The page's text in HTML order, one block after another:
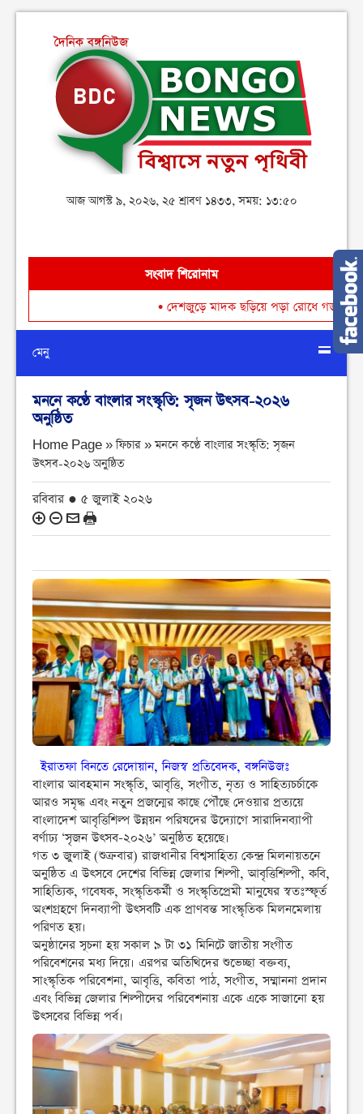
আজ আগস্ট ৯, ২০২৬, ২৫ শ্রাবণ ১৪৩৩, সময়: ১৩:৫০
সংবাদ শিরোনাম
দেশজুড়ে মাদক ছড়িয়ে পড়া রোধে গডফাদার ও
মেনু
মননে কণ্ঠে বাংলার সংস্কৃতি: সৃজন উৎসব-২০২৬
অনুষ্ঠিত
Home Page » ফিচার »মননে কণ্ঠে বাংলার সংস্কৃতি: সৃজন
উৎসব-২০২৬ অনুষ্ঠিত
রবিবার ● ৫ জুলাই ২০২৬
ইরাতফা বিনতে রেদোয়ান, নিজস্ব প্রতিবেদক, বঙ্গনিউজঃ
বাংলার আবহমান সংস্কৃতি, আবৃত্তি, সংগীত, নৃত্য ও সাহিত্যচর্চাকে
আরও সমৃদ্ধ এবং নতুন প্রজন্মের কাছে পৌঁছে দেওয়ার প্রত্যয়ে
বাংলাদেশ আবৃত্তিশিল্প উন্নয়ন পরিষদের উদ্যোগে সারাদিনব্যাপী
বর্ণাঢ্য ‘সৃজন উৎসব-২০২৬’ অনুষ্ঠিত হয়েছে।
গত ৩ জুলাই (শুক্রবার) রাজধানীর বিশ্বসাহিত্য কেন্দ্র মিলনায়তনে
অনুষ্ঠিত এ উৎসবে দেশের বিভিন্ন জেলার শিল্পী, আবৃত্তিশিল্পী, কবি,
সাহিত্যিক, গবেষক, সংস্কৃতিকর্মী ও সংস্কৃতিপ্রেমী মানুষের স্বতঃস্ফূর্ত
অংশগ্রহণে দিনব্যাপী উৎসবটি এক প্রাণবন্ত সাংস্কৃতিক মিলনমেলায়
পরিণত হয়।
অনুষ্ঠানের সূচনা হয় সকাল ৯ টা ৩১ মিনিটে জাতীয় সংগীত
পরিবেশনের মধ্য দিয়ে। এরপর অতিথিদের শুভেচ্ছা বক্তব্য,
সাংস্কৃতিক পরিবেশনা, আবৃত্তি, কবিতা পাঠ, সংগীত, সম্মাননা প্রদান
এবং বিভিন্ন জেলার শিল্পীদের পরিবেশনায় একে একে সাজানো হয়
উৎসবের বিভিন্ন পর্ব।